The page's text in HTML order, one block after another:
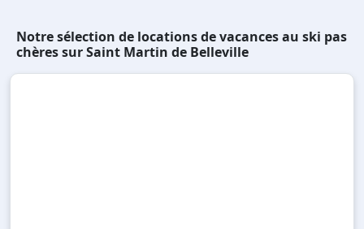
Notre sélection de locations de vacances au ski pas
chères sur Saint Martin de Belleville